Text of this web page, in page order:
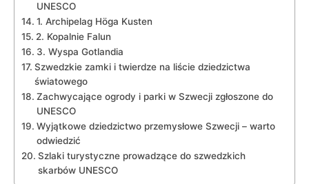
UNESCO
1. Archipelag Höga Kusten
2. Kopalnie Falun
3.​ Wyspa Gotlandia
Szwedzkie zamki⁤ i ‌twierdze na​ liście ⁢dziedzictwa
światowego
Zachwycające ogrody i⁤ parki w Szwecji zgłoszone ⁣do‍
UNESCO
Wyjątkowe dziedzictwo przemysłowe Szwecji – warto⁣
odwiedzić
Szlaki turystyczne prowadzące do⁤ szwedzkich
skarbów‍ UNESCO